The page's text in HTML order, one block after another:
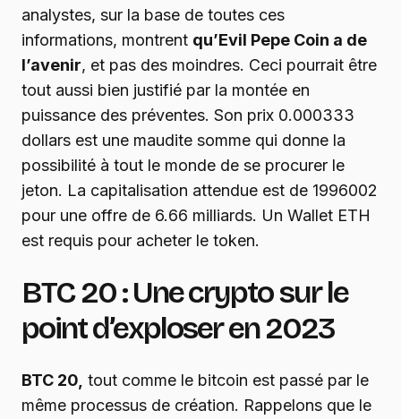
analystes, sur la base de toutes ces
informations, montrent qu’Evil Pepe Coin a de
l’avenir, et pas des moindres. Ceci pourrait être
tout aussi bien justifié par la montée en
puissance des préventes. Son prix 0.000333
dollars est une maudite somme qui donne la
possibilité à tout le monde de se procurer le
jeton. La capitalisation attendue est de 1996002
pour une offre de 6.66 milliards. Un Wallet ETH
est requis pour acheter le token.
BTC 20 : Une crypto sur le
point d’exploser en 2023
BTC 20, tout comme le bitcoin est passé par le
même processus de création. Rappelons que le